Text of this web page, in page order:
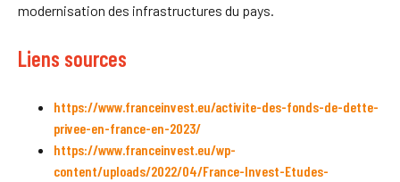
modernisation des infrastructures du pays.
Liens sources
https://www.franceinvest.eu/activite-des-fonds-de-dette-
privee-en-france-en-2023/
https://www.franceinvest.eu/wp-
content/uploads/2022/04/France-Invest-Etudes-